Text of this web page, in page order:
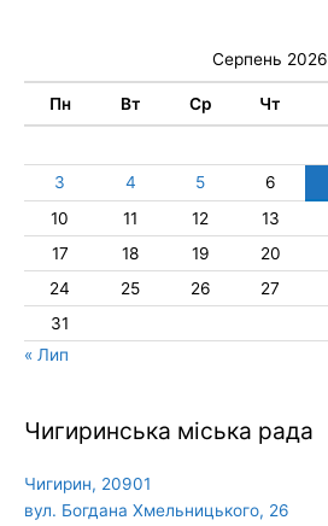
Серпень 2026
Пн Вт Ср Чт
3
4 5 6
10
11 12 13
17
18 19 20
24
25 26 27
31
« Лип
Чигиринська міська рада
Чигирин, 20901
вул. Богдана Хмельницького, 26